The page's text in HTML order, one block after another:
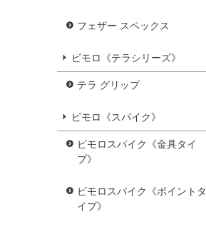
フェザー スペックス
ビモロ《テラシリーズ》
テラ グリップ
ビモロ《スパイク》
ビモロスパイク《金具タイ
プ》
ビモロスパイク《ポイントタ
イプ》